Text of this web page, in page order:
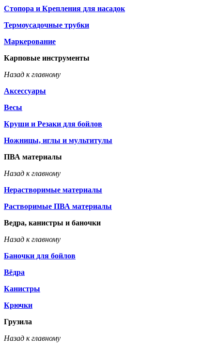
Стопора и Крепления для насадок
Термоусадочные трубки
Маркерование
Карповые инструменты
Назад к главному
Аксессуары
Весы
Круши и Резаки для бойлов
Ножницы, иглы и мультитулы
ПВА материалы
Назад к главному
Нерастворимые материалы
Растворимые ПВА материалы
Ведра, канистры и баночки
Назад к главному
Баночки для бойлов
Вёдра
Канистры
Крючки
Грузила
Назад к главному